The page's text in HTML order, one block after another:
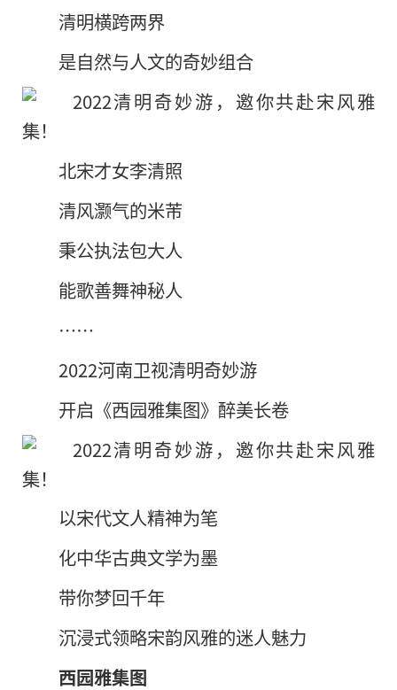
清明横跨两界
是自然与人文的奇妙组合
北宋才女李清照
清风灏气的米芾
秉公执法包大人
能歌善舞神秘人
……
2022河南卫视清明奇妙游
开启《西园雅集图》醉美长卷
以宋代文人精神为笔
化中华古典文学为墨
带你梦回千年
沉浸式领略宋韵风雅的迷人魅力
西园雅集图